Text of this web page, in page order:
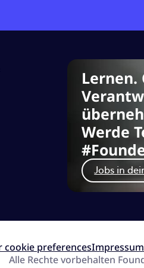
Support
Lernen.
Werde
Jobs in
cookie preferencesImpressum
Alle Rechte vorbehalten